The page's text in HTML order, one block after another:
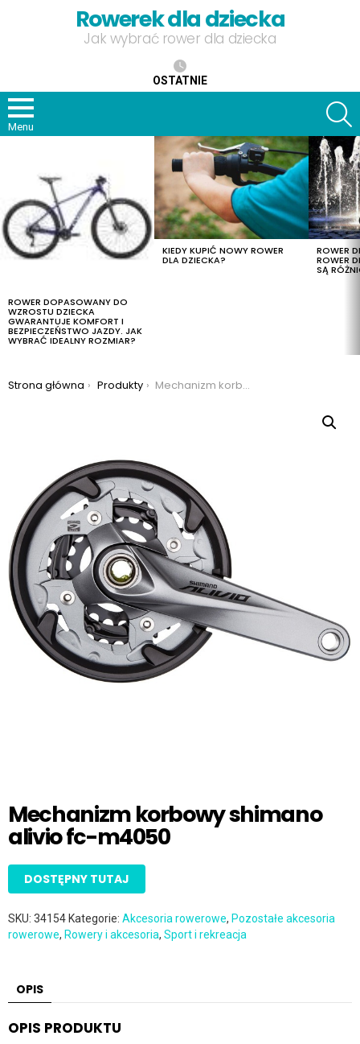
Rowerek dla dziecka
Jak wybrać rower dla dziecka
OSTATNIE
Menu
ROWER DOPASOWANY DO
WZROSTU DZIECKA
GWARANTUJE KOMFORT I
BEZPIECZEŃSTWO JAZDY. JAK
WYBRAĆ IDEALNY ROZMIAR?
KIEDY KUPIĆ NOWY ROWER
DLA DZIECKA?
ROWER
ROWER
SĄ
Jesteś tutaj:
Strona główna Produkty Mechanizm korbowy shimano alivio fc-m4050
Mechanizm korbowy shimano
alivio fc-m4050
DOSTĘPNY TUTAJ
SKU: 34154 Kategorie: Akcesoria rowerowe, Pozostałe akcesoria
rowerowe, Rowery i akcesoria, Sport i rekreacja
OPIS
OPIS PRODUKTU